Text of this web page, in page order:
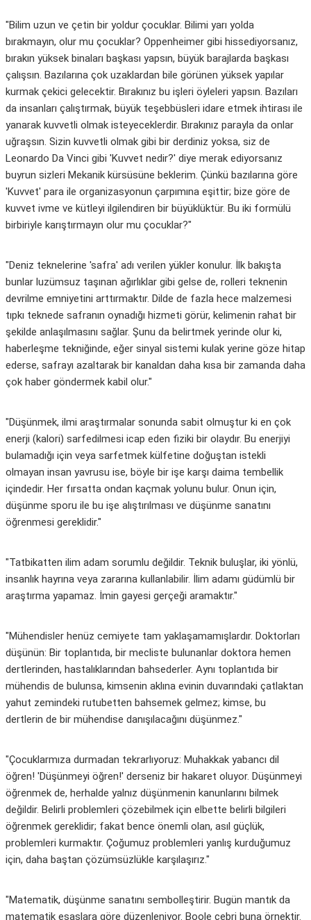
"Bilim uzun ve çetin bir yoldur çocuklar. Bilimi yarı yolda
bırakmayın, olur mu çocuklar? Oppenheimer gibi hissediyorsanız,
bırakın yüksek binaları başkası yapsın, büyük barajlarda başkası
çalışsın. Bazılarına çok uzaklardan bile görünen yüksek yapılar
kurmak çekici gelecektir. Bırakınız bu işleri öyleleri yapsın. Bazıları
da insanları çalıştırmak, büyük teşebbüsleri idare etmek ihtirası ile
yanarak kuvvetli olmak isteyeceklerdir. Bırakınız parayla da onlar
uğraşsın. Sizin kuvvetli olmak gibi bir derdiniz yoksa, siz de
Leonardo Da Vinci gibi 'Kuvvet nedir?' diye merak ediyorsanız
buyrun sizleri Mekanik kürsüsüne beklerim. Çünkü bazılarına göre
'Kuvvet' para ile organizasyonun çarpımına eşittir; bize göre de
kuvvet ivme ve kütleyi ilgilendiren bir büyüklüktür. Bu iki formülü
birbiriyle karıştırmayın olur mu çocuklar?"
"Deniz teknelerine 'safra' adı verilen yükler konulur. İlk bakışta
bunlar luzümsuz taşınan ağırlıklar gibi gelse de, rolleri teknenin
devrilme emniyetini arttırmaktır. Dilde de fazla hece malzemesi
tıpkı teknede safranın oynadığı hizmeti görür, kelimenin rahat bir
şekilde anlaşılmasını sağlar. Şunu da belirtmek yerinde olur ki,
haberleşme tekniğinde, eğer sinyal sistemi kulak yerine göze hitap
ederse, safrayı azaltarak bir kanaldan daha kısa bir zamanda daha
çok haber göndermek kabil olur."
"Düşünmek, ilmi araştırmalar sonunda sabit olmuştur ki en çok
enerji (kalori) sarfedilmesi icap eden fiziki bir olaydır. Bu enerjiyi
bulamadığı için veya sarfetmek külfetine doğuştan istekli
olmayan insan yavrusu ise, böyle bir işe karşı daima tembellik
içindedir. Her fırsatta ondan kaçmak yolunu bulur. Onun için,
düşünme sporu ile bu işe alıştırılması ve düşünme sanatını
öğrenmesi gereklidir."
"Tatbikatten ilim adam sorumlu değildir. Teknik buluşlar, iki yönlü,
insanlık hayrına veya zararına kullanlabilir. İlim adamı güdümlü bir
araştırma yapamaz. İmin gayesi gerçeği aramaktır."
"Mühendisler henüz cemiyete tam yaklaşamamışlardır. Doktorları
düşünün: Bir toplantıda, bir mecliste bulunanlar doktora hemen
dertlerinden, hastalıklarından bahsederler. Aynı toplantıda bir
mühendis de bulunsa, kimsenin aklına evinin duvarındaki çatlaktan
yahut zemindeki rutubetten bahsemek gelmez; kimse, bu
dertlerin de bir mühendise danışılacağını düşünmez."
"Çocuklarmıza durmadan tekrarlıyoruz: Muhakkak yabancı dil
öğren! 'Düşünmeyi öğren!' derseniz bir hakaret oluyor. Düşünmeyi
öğrenmek de, herhalde yalnız düşünmenin kanunlarını bilmek
değildir. Belirli problemleri çözebilmek için elbette belirli bilgileri
öğrenmek gereklidir; fakat bence önemli olan, asıl güçlük,
problemleri kurmaktır. Çoğumuz problemleri yanlış kurduğumuz
için, daha baştan çözümsüzlükle karşılaşırız."
"Matematik, düşünme sanatını sembolleştirir. Bugün mantık da
matematik esaslara göre düzenleniyor. Boole cebri buna örnektir.